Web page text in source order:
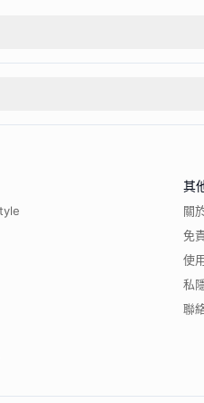
其
關
免
使
私
聯